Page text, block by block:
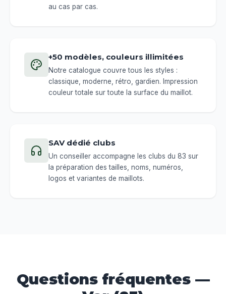
au cas par cas.
+50 modèles, couleurs illimitées
Notre catalogue couvre tous les styles :
classique, moderne, rétro, gardien. Impression
couleur totale sur toute la surface du maillot.
SAV dédié clubs
Un conseiller accompagne les clubs du 83 sur
la préparation des tailles, noms, numéros,
logos et variantes de maillots.
Questions fréquentes —